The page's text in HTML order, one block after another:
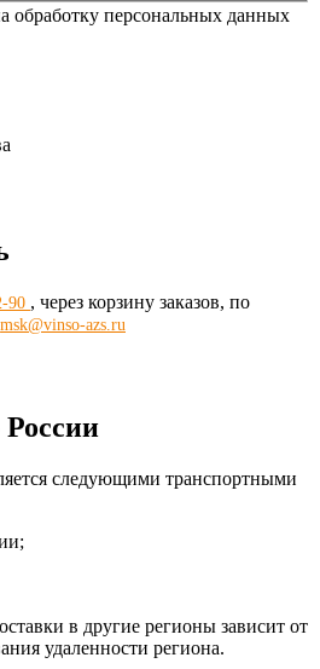
обработку персональных данных
90 , через корзину заказов, по
msk@vinso-azs.ru
России
следующими транспортными
в другие регионы зависит от
удаленности региона.